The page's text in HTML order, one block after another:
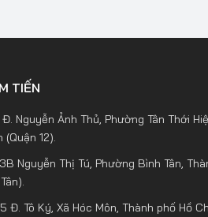
TIẾN
Đ. Nguyễn Ảnh Thủ, Phường Tân Thới
(Quận 12).
Nguyễn Thị Tú, Phường Bình Tân,
Đ. Tô Ký, Xã Hóc Môn, Thành phố Hồ